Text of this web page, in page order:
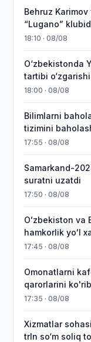
Behruz
“Lugano”
18:10 · 08/08
O‘zbekistonda
tartibi
18:00 · 08/08
Bilimlarni
tizimini
17:55 · 08/08
Samarkand-
suratni uzatdi
17:50 · 08/08
Oʻzbekiston
hamkorlik yoʻl
17:45 · 08/08
Omonatlarni
qarorlarini
17:35 · 08/08
Xizmatlar
trln so‘m soliq